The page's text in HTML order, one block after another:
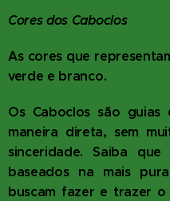
Cores dos Caboclos
As cores que
verde e branco.
Os Caboclos são
maneira direta, sem
sinceridade. Saiba
baseados na mais
buscam fazer e trazer